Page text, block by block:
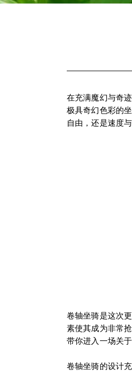
在充满魔幻与奇
极具奇幻色彩的
自由，还是速度
卷轴坐骑是这次
素使其成为非常
带你进入一场关
卷轴坐骑的设计